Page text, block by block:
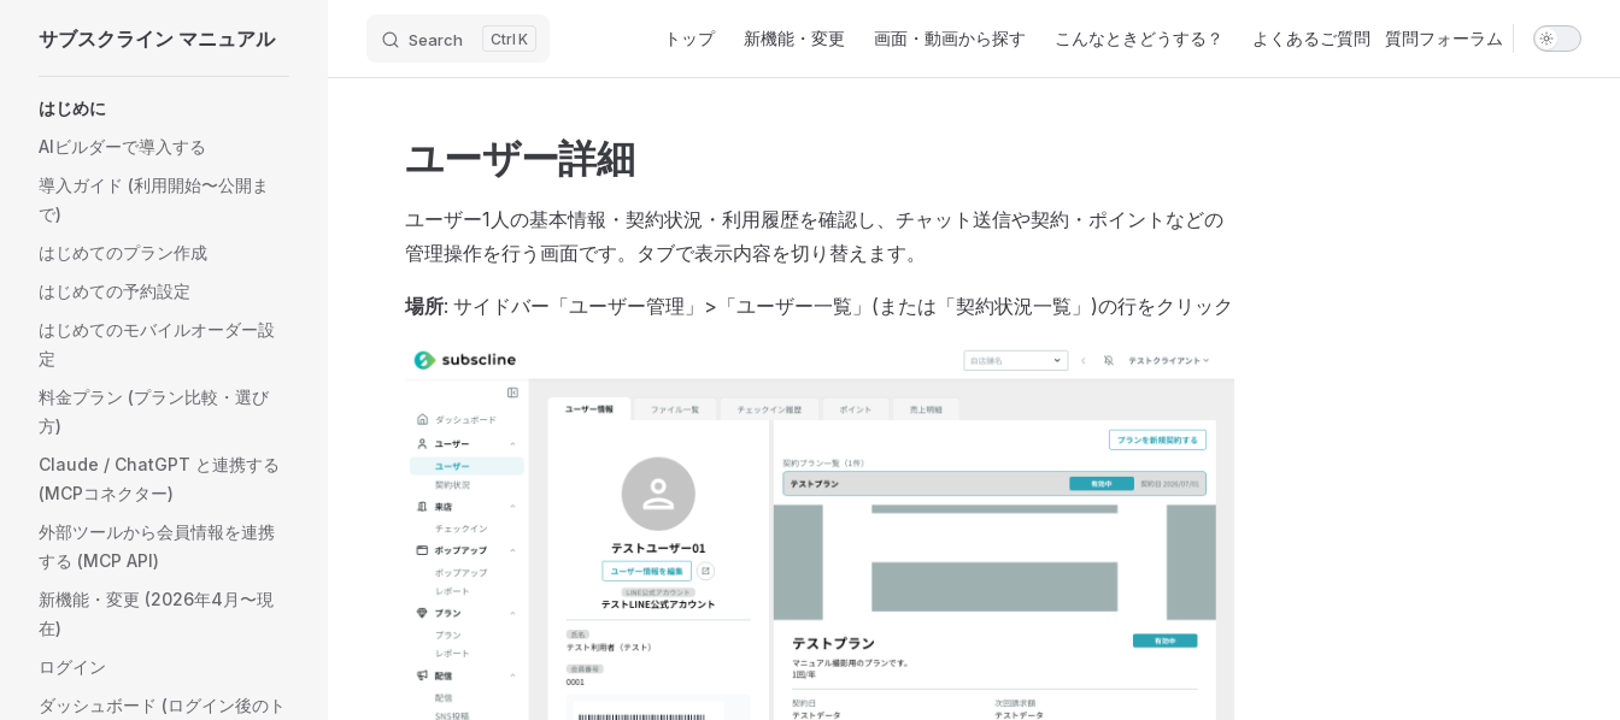
Skip to content
サブスクライン マニュアル Search K トップ 新機能・変更 画面・動画から探す こんなときどうする？ よくあるご質問 質問フォーラム
はじめに
AIビルダーで導入する
導入ガイド (利用開始〜公開ま
で)
はじめてのプラン作成
はじめての予約設定
はじめてのモバイルオーダー設
定
料金プラン (プラン比較・選び
方)
Claude / ChatGPT と連携する
(MCPコネクター)
外部ツールから会員情報を連携
する (MCP API)
新機能・変更 (2026年4月〜現
在)
ログイン
ダッシュボード (ログイン後のト
ユーザー詳細
ユーザー1人の基本情報・契約状況・利用履歴を確認し、チャット送信や契約・ポイントなどの
管理操作を行う画面です。タブで表示内容を切り替えます。
場所: サイドバー「ユーザー管理」>「ユーザー一覧」(または「契約状況一覧」)の行をクリック